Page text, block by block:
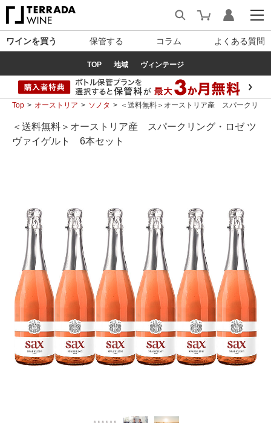
ワインを買う 保管する コラム よくある質問
TOP 地域 ヴィンテージ
Top オーストリア ソノタ ＜送料無料＞オーストリア産 スパークリン
＜送料無料＞オーストリア産 スパークリング・ロゼ ツ
ヴァイゲルト 6本セット